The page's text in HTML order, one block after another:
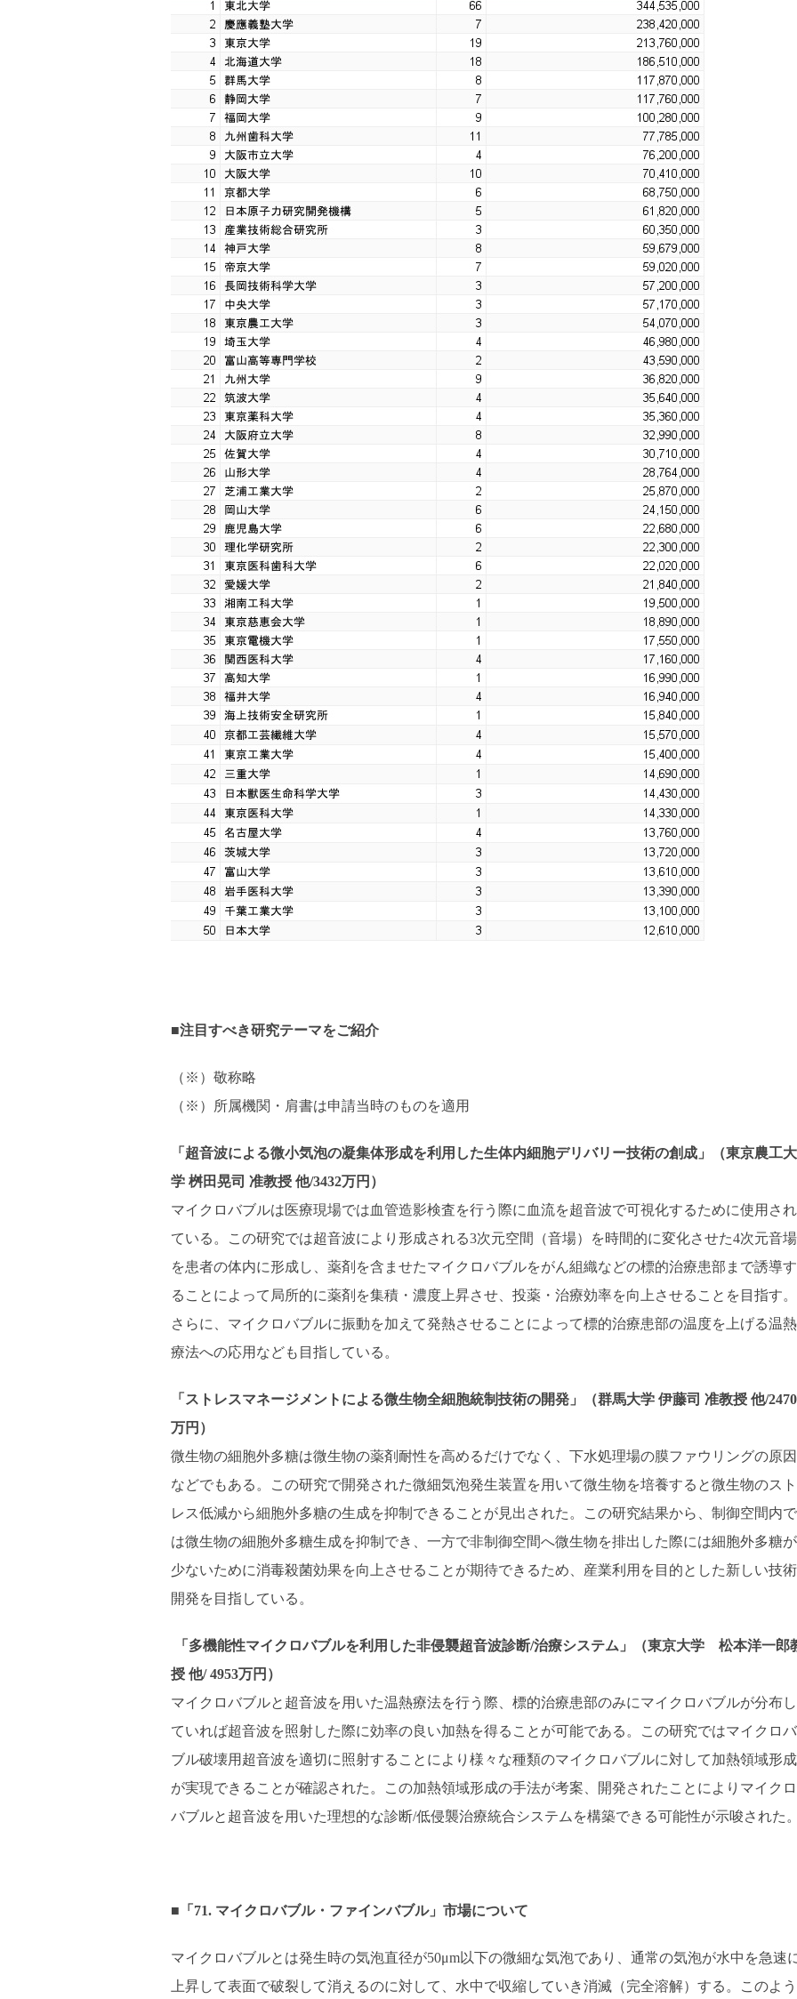
■注目すべき研究テーマをご紹介
（※）敬称略
（※）所属機関・肩書は申請当時のものを適用
「超音波による微小気泡の凝集体形成を利用した生体内細胞デリバリー技術の創成」（東京農工大
学 桝田晃司 准教授 他/3432万円）
マイクロバブルは医療現場では血管造影検査を行う際に 血流を超音波で可視化するために使用され
ている。この研究では超音波により形成される3次元空間（音場）を時間的に変化させた4次元音場
を患者の体内に形成し、薬剤を含ませたマイクロバブルをがん組織などの標的治療患部まで誘導す
ることによって局所的に薬剤を集積・濃度上昇させ、投薬・治療効率を向上させることを目指す。
さらに、マイクロバブルに振動を加えて発熱させることによって標的治療患部の温度を上げる温熱
療法への応用なども目指している。
「ストレスマネージメントによる微生物全細胞統制技術の開発」（群馬大学 伊藤司 准教授 他/2470
万円）
微生物の細胞外多糖は微生物の薬剤耐性を高めるだけでなく、下水処理場の膜ファウリングの原因
などでもある。この研究で開発された微細気泡発生装置を用いて微生物を培養すると微生物のスト
レス低減から細胞外多糖の生成を抑制できることが見出された。この研究結果から、制御空間内で
は微生物の細胞外多糖生成を抑制でき、一方で非制御空間へ微生物を排出した際には細胞外多糖が
少ないために消毒殺菌効果を向上させることが期待できるため、産業利用を目的とした新しい技術
開発を目指している。
「多機能性マイクロバブルを利用した非侵襲超音波診断/治療システム」（東京大学 松本洋一郎
授 他/ 4953万円）
マイクロバブルと超音波を用いた温熱療法を行う際、標的治療患部のみにマイクロバブルが分布し
ていれば超音波を照射した際に効率の良い加熱を得ることが可能である。この研究ではマイクロバ
ブル破壊用超音波を適切に照射することにより様々な種類のマイクロバブルに対して加熱領域形成
が実現できることが確認された。この加熱領域形成の手法が考案、開発されたことによりマイクロ
バブルと超音波を用いた理想的な診断/低侵襲治療統合システムを構築できる可能性が示唆された
■「71. マイクロバブル・ファインバブル」市場について
マイクロバブルとは発生時の気泡直径が50μm以下の微細な気泡であり、通常の気泡が水中を急速
上昇して表面で破裂して消えるのに対して、水中で収縮していき消滅（完全溶解）する。このよう